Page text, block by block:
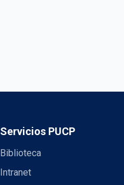
Servicios PUCP
Biblioteca
Intranet